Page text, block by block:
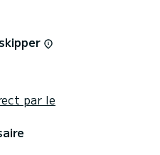
par le